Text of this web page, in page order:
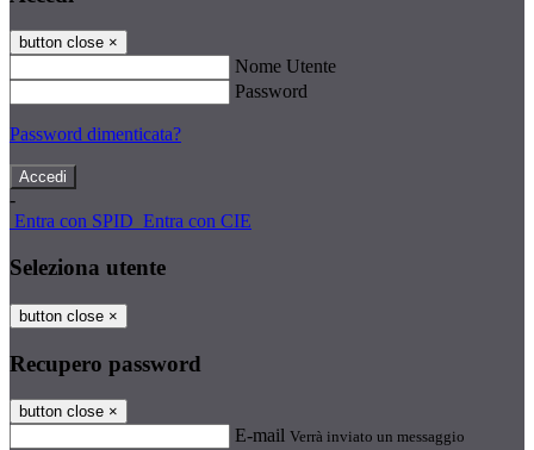
button close ×
Nome Utente
Password
Password dimenticata?
-
Entra con SPID Entra con CIE
Seleziona utente
button close ×
Recupero password
button close ×
E-mail Verrà inviato un messaggio